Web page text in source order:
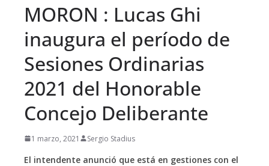
MORON : Lucas Ghi
inaugura el período de
Sesiones Ordinarias
2021 del Honorable
Concejo Deliberante
1 marzo, 2021 Sergio Stadius
El intendente anunció que está en gestiones con el